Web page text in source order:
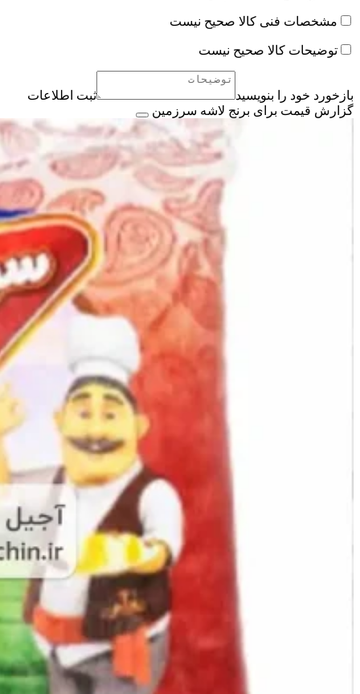
مشخصات فنی کالا صحیح نیست
توضیحات کالا صحیح نیست
بازخورد خود را بنویسید
ثبت اطلاعات
گزارش قیمت برای برنج لاشه سرزمین